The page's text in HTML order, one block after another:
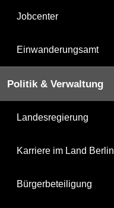
Jobcenter
Einwanderungsamt
Politik & Verwaltung
Landesregierung
Karriere im Land Berlin
Bürgerbeteiligung